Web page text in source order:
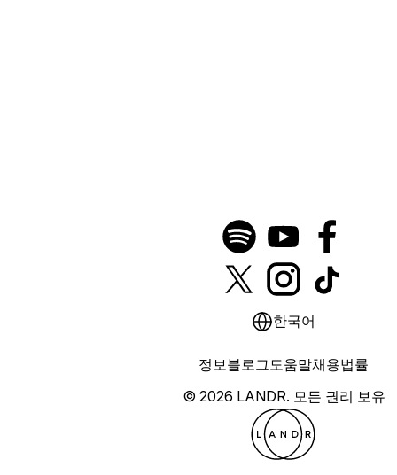
한국어
© 2026 LANDR. 모든 권리 보유
정보블로그도움말채용법률